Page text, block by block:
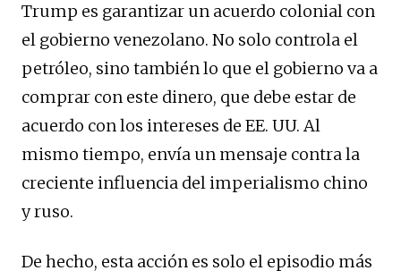
Trump es garantizar un acuerdo colonial con
el gobierno venezolano. No solo controla el
petróleo, sino también lo que el gobierno va a
comprar con este dinero, que debe estar de
acuerdo con los intereses de EE. UU. Al
mismo tiempo, envía un mensaje contra la
creciente influencia del imperialismo chino
y ruso.
De hecho, esta acción es solo el episodio más